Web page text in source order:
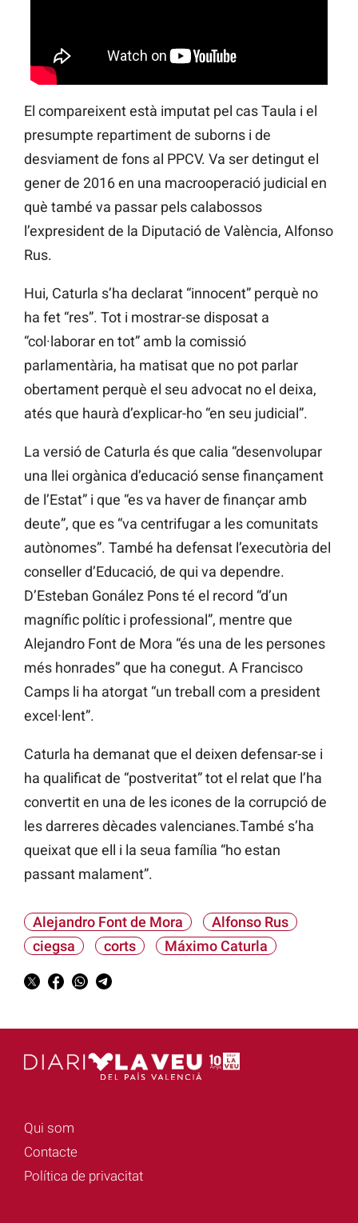
El compareixent està imputat pel cas Taula i el
presumpte repartiment de suborns i de
desviament de fons al PPCV. Va ser detingut el
gener de 2016 en una macrooperació judicial en
què també va passar pels calabossos
l’expresident de la Diputació de València, Alfonso
Rus.
Hui, Caturla s’ha declarat “innocent” perquè no
ha fet “res”. Tot i mostrar-se disposat a
“col·laborar en tot” amb la comissió
parlamentària, ha matisat que no pot parlar
obertament perquè el seu advocat no el deixa,
atés que haurà d’explicar-ho “en seu judicial”.
La versió de Caturla és que calia “desenvolupar
una llei orgànica d’educació sense finançament
de l’Estat” i que “es va haver de finançar amb
deute”, que es “va centrifugar a les comunitats
autònomes”. També ha defensat l’executòria del
conseller d’Educació, de qui va dependre.
D’Esteban Gonález Pons té el record “d’un
magnífic polític i professional”, mentre que
Alejandro Font de Mora “és una de les persones
més honrades” que ha conegut. A Francisco
Camps li ha atorgat “un treball com a president
excel·lent”.
Caturla ha demanat que el deixen defensar-se i
ha qualificat de “postveritat” tot el relat que l’ha
convertit en una de les icones de la corrupció de
les darreres dècades valencianes.També s’ha
queixat que ell i la seua família “ho estan
passant malament”.
Alejandro Font de Mora
Alfonso Rus
ciegsa
corts Máximo Caturla
Qui som
Contacte
Política de privacitat